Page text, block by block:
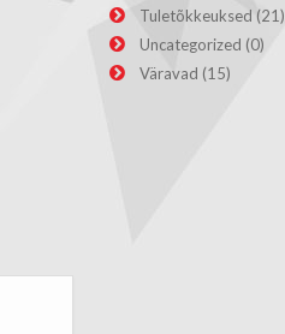
Tuletõkkeuksed (21)
Uncategorized (0)
Väravad (15)